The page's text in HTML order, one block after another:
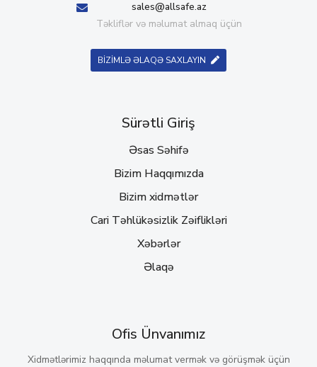
sales@allsafe.az
Təkliflər və məlumat almaq üçün
BİZİMLƏ ƏLAQƏ SAXLAYIN
Sürətli Giriş
Əsas Səhifə
Bizim Haqqımızda
Bizim xidmətlər
Cari Təhlükəsizlik Zəiflikləri
Xəbərlər
Əlaqə
Ofis Ünvanımız
Xidmətlərimiz haqqında məlumat vermək və görüşmək üçün